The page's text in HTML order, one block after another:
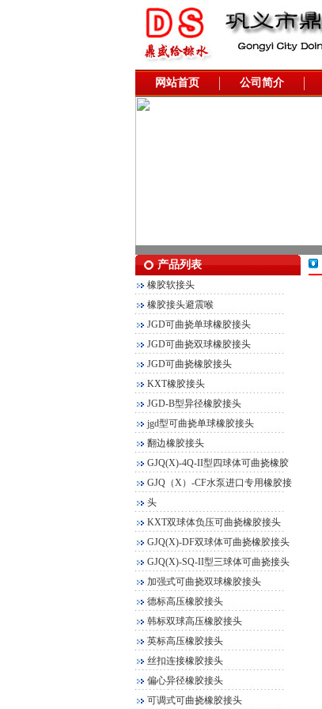
网站首页 公司简介
产品列表
橡胶软接头
橡胶接头避震喉
JGD可曲挠单球橡胶接头
JGD可曲挠双球橡胶接头
JGD可曲挠橡胶接头
KXT橡胶接头
JGD-B型异径橡胶接头
jgd型可曲挠单球橡胶接头
翻边橡胶接头
GJQ(X)-4Q-II型四球体可曲挠橡胶
GJQ（X）-CF水泵进口专用橡胶接
头
KXT双球体负压可曲挠橡胶接头
GJQ(X)-DF双球体可曲挠橡胶接头
GJQ(X)-SQ-II型三球体可曲挠接头
加强式可曲挠双球橡胶接头
德标高压橡胶接头
韩标双球高压橡胶接头
英标高压橡胶接头
丝扣连接橡胶接头
偏心异径橡胶接头
可调式可曲挠橡胶接头